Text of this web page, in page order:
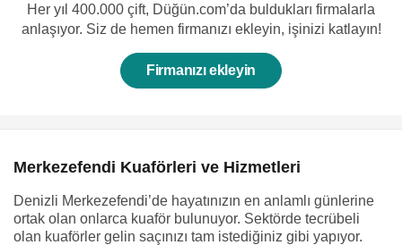
Her yıl 400.000 çift, Düğün.com’da buldukları firmalarla
anlaşıyor. Siz de hemen firmanızı ekleyin, işinizi katlayın!
Firmanızı ekleyin
Merkezefendi Kuaförleri ve Hizmetleri
Denizli Merkezefendi’de hayatınızın en anlamlı günlerine
ortak olan onlarca kuaför bulunuyor. Sektörde tecrübeli
olan kuaförler gelin saçınızı tam istediğiniz gibi yapıyor.